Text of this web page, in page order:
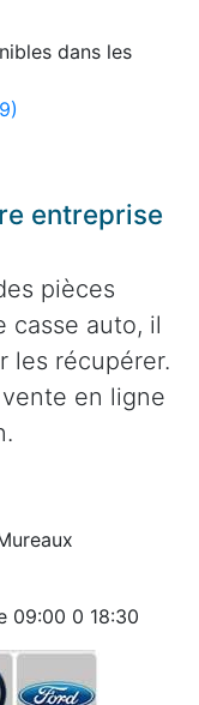
dans les
entreprise
pièces
casse auto, il
les récupérer.
en ligne
09:00 0 18:30